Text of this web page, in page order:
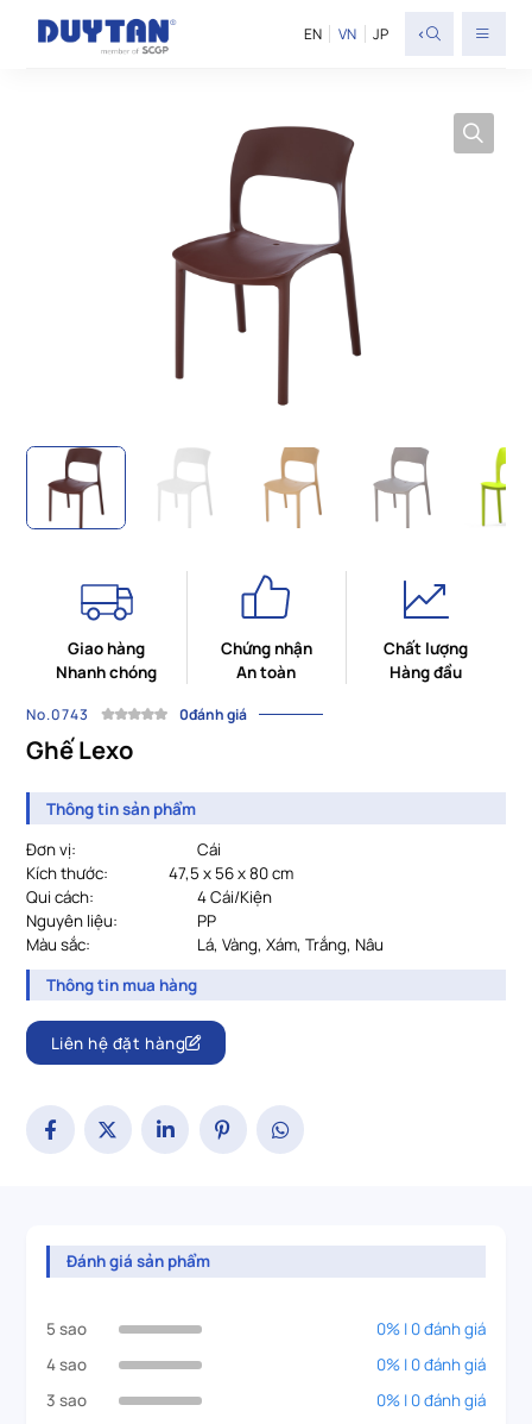
EN VN JP <
Giao hàng
Nhanh chóng
Chứng nhận
An toàn
Chất lượng
Hàng đầu
No.0743 0đánh giá
Ghế Lexo
Thông tin sản phẩm
Đơn vị:
Cái
Kích thước:
47,5 x 56 x 80 cm
Qui cách:
4 Cái/Kiện
Nguyên liệu:
PP
Màu sắc:
Lá, Vàng, Xám, Trắng, Nâu
Thông tin mua hàng
Liên hệ đặt hàng
Đánh giá sản phẩm
5 sao
0% | 0 đánh giá
4 sao
0% | 0 đánh giá
3 sao
0% | 0 đánh giá